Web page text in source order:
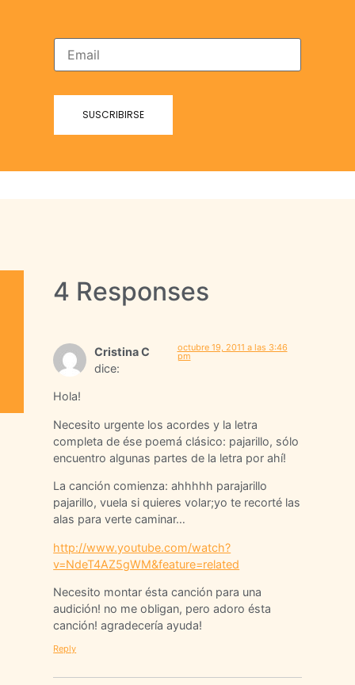
4 Responses
Cristina C
dice:
octubre 19, 2011 a las 3:46
pm
Hola!
Necesito urgente los acordes y la letra
completa de ése poemá clásico: pajarillo, sólo
encuentro algunas partes de la letra por ahí!
La canción comienza: ahhhhh parajarillo
pajarillo, vuela si quieres volar;yo te recorté las
alas para verte caminar…
http://www.youtube.com/watch?
v=NdeT4AZ5gWM&feature=related
Necesito montar ésta canción para una
audición! no me obligan, pero adoro ésta
canción! agradecería ayuda!
Reply